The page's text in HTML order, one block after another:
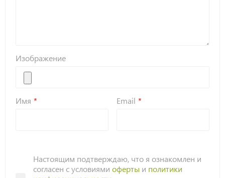
Изображение
Имя Email
Настоящим подтверждаю, что я ознакомлен и
согласен с условиями оферты и политики